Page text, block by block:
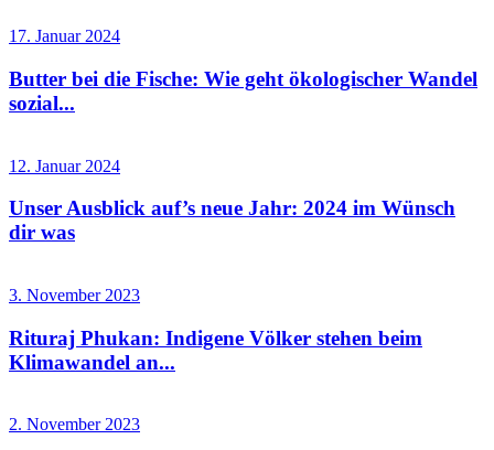
17. Januar 2024
Butter bei die Fische: Wie geht ökologischer Wandel
sozial...
12. Januar 2024
Unser Ausblick auf’s neue Jahr: 2024 im Wünsch
dir was
3. November 2023
Rituraj Phukan: Indigene Völker stehen beim
Klimawandel an...
2. November 2023